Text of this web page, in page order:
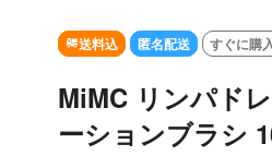
送料込 匿名配送 すぐに購
MiMC リンパド
ーションブラシ